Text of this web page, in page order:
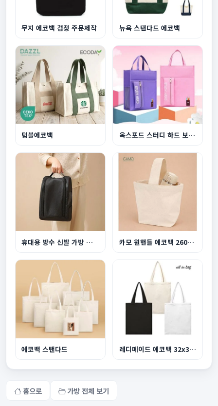
무지 에코백 검정 주문제작 뉴욕 스탠다드 에코백
텀블에코백 옥스포드 스터디 하드 보조백
휴대용 방수 신발 가방 운동화 커버 S037 카모 원핸들 에코백 260x200x130mm
에코백 스탠다드 레디메이드 에코백 32x38cm
홈으로 가방 전체 보기